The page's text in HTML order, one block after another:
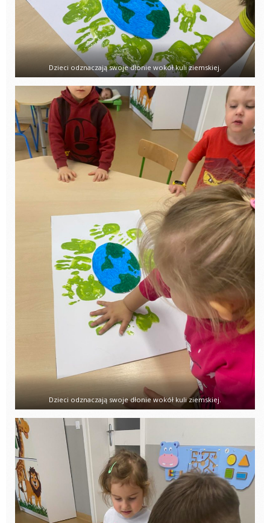
Dzieci odznaczają swoje dłonie wokół kuli ziemskiej.
Dzieci odznaczają swoje dłonie wokół kuli ziemskiej.